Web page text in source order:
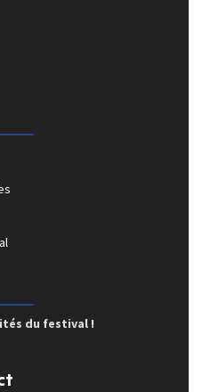
du festival !